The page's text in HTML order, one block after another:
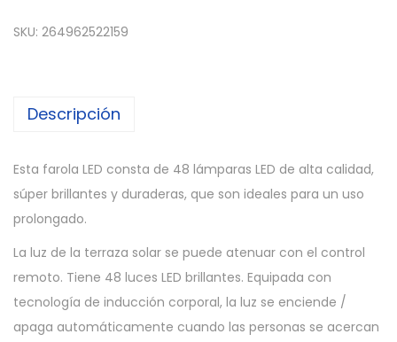
SKU: 264962522159
Descripción
Esta farola LED consta de 48 lámparas LED de alta calidad,
súper brillantes y duraderas, que son ideales para un uso
prolongado.
La luz de la terraza solar se puede atenuar con el control
remoto. Tiene 48 luces LED brillantes. Equipada con
tecnología de inducción corporal, la luz se enciende /
apaga automáticamente cuando las personas se acercan